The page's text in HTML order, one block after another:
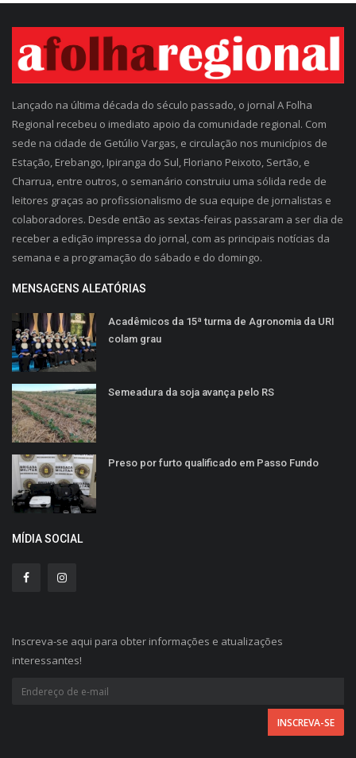
Lançado na última década do século passado, o jornal A Folha
Regional recebeu o imediato apoio da comunidade regional. Com
sede na cidade de Getúlio Vargas, e circulação nos municípios de
Estação, Erebango, Ipiranga do Sul, Floriano Peixoto, Sertão, e
Charrua, entre outros, o semanário construiu uma sólida rede de
leitores graças ao profissionalismo de sua equipe de jornalistas e
colaboradores. Desde então as sextas-feiras passaram a ser dia de
receber a edição impressa do jornal, com as principais notícias da
semana e a programação do sábado e do domingo.
MENSAGENS ALEATÓRIAS
Acadêmicos da 15ª turma de Agronomia da URI
colam grau
Semeadura da soja avança pelo RS
Preso por furto qualificado em Passo Fundo
MÍDIA SOCIAL
Inscreva-se aqui para obter informações e atualizações
interessantes!